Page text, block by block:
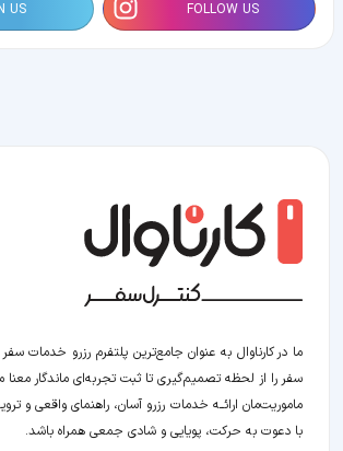
FOLLOW US
US
ما در کارناوال به عنوان جامع‌ترین پلتفرم رزرو خدمات
سفر را از لحظه‌ تصمیم‌گیری تا ثبت تجربه‌ای ماندگار معنا
ماموریت‌مان اراﺋــﻪ خدمات رزرو آسان، راهنمای واقعی و
با دعوت به حرکت، پویایی و شادی جمعی همراه باشد.